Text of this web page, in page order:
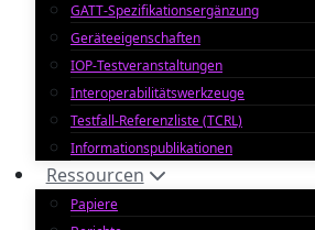
GATT-Spezifikationsergänzung
Geräteeigenschaften
IOP-Testveranstaltungen
Interoperabilitätswerkzeuge
Testfall-Referenzliste (TCRL)
Informationspublikationen
Ressourcen
Papiere